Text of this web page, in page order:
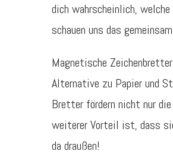
dich wahrscheinlich,
schauen uns das
Magnetische
Alternative zu Papier und
Bretter fördern nicht nur die
weiterer Vorteil ist, dass
da draußen!